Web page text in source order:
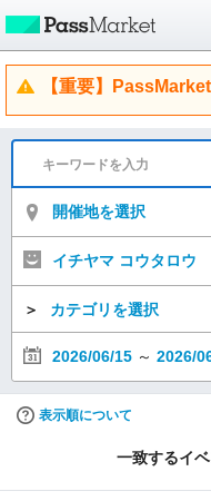
【重要】
開催地を選択
イチヤマ コウタロウ
＞ カテゴリを選択
2026/06/15 ～ 2026/
表示順について
一致するイ